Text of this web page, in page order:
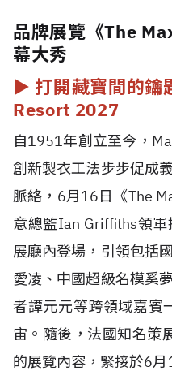
品牌展覽《The
幕大秀
► 打開藏寶間的
Resort 2027
自1951年創立至今，
創新製衣工法步步促成
脈絡，6月16日《The
意總監Ian Griffiths領
展廳內登場，引領包括
愛凌、中國超級名模奚
者譚元元等跨領域嘉賓
宙。隨後，法國知名策
的展覽內容，緊接於6